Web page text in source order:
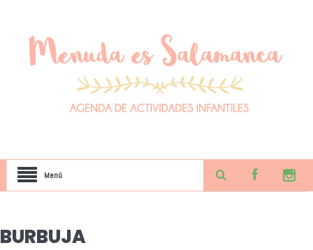
Menú
BURBUJA